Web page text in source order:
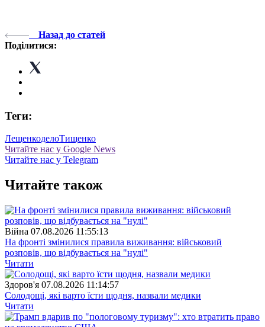
Назад до статей
Поділитися:
Теги:
ЛещенкоделоТищенко
Читайте нас у Google News
Читайте нас у Telegram
Читайте також
Війна 07.08.2026 11:55:13
На фронті змінилися правила виживання: військовий
розповів, що відбувається на "нулі"
Читати
Здоров'я 07.08.2026 11:14:57
Солодощі, які варто їсти щодня, назвали медики
Читати